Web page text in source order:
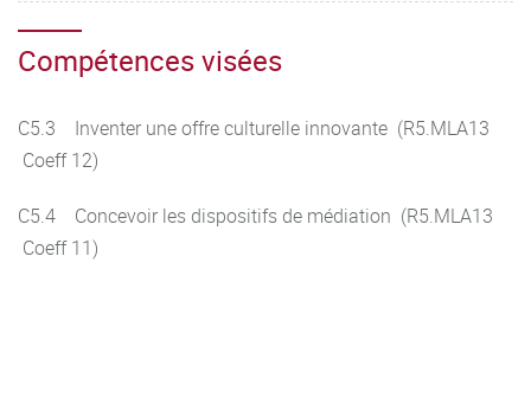
Compétences visées
C5.3 Inventer une offre culturelle innovante (R5.MLA13
Coeff 12)
C5.4 Concevoir les dispositifs de médiation (R5.MLA13
Coeff 11)